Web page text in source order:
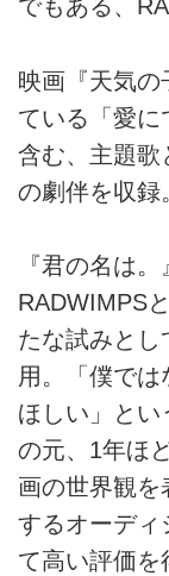
でもある、
映画『天気
ている「愛に
含む、主題歌
の劇伴を収録
『君の名は
RADWIMPS
たな試みとし
用。「僕で
ほしい」とい
の元、1年ほ
画の世界観を
するオーディ
て高い評価を